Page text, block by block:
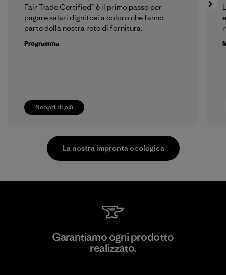
Scopri di più
Fair Trade Certified™ è il primo passo per
pagare salari dignitosi a coloro che fanno
parte della nostra rete di fornitura.
Programma
Youngone Namdinh Co., Ltd.
La nostra impronta ecologica
Garantiamo ogni prodotto
realizzato.